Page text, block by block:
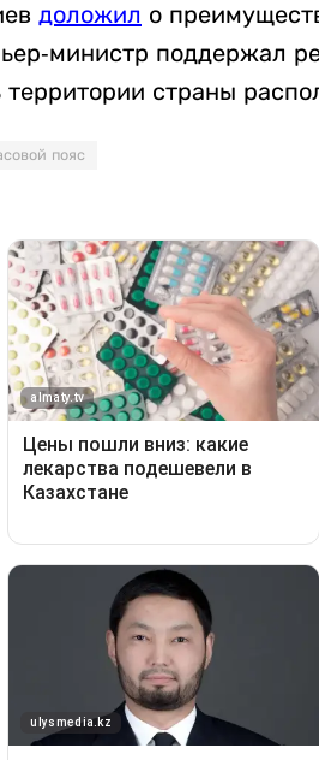
доложил о
министр поддержал
территории страны
пояс